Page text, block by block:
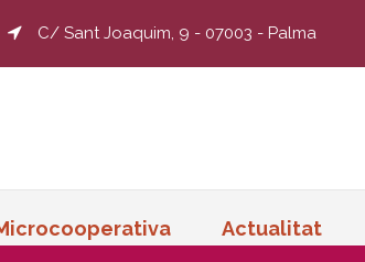
C/ Sant Joaquim, 9 - 07003 - Palma
Actualitat